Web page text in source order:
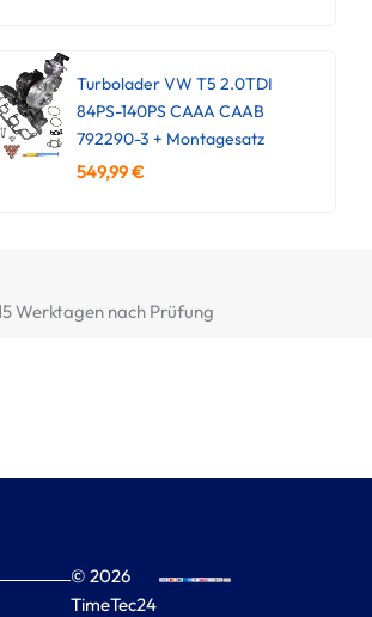
Turbolader VW T5 2.0TDI
84PS-140PS CAAA CAAB
792290-3 + Montagesatz
549,99€
Werktagen nach Prüfung
© 2026
TimeTec24